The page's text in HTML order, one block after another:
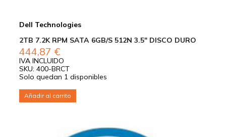
Dell Technologies
2TB 7.2K RPM SATA 6GB/S 512N 3.5″ DISCO DURO
444,87 €
IVA INCLUIDO
SKU: 400-BRCT
Solo quedan 1 disponibles
Añadir al carrito